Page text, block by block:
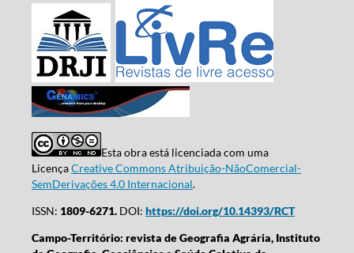
Esta obra está licenciada com uma
LicençaCreative Commons Atribuição-NãoComercial-
SemDerivações 4.0 Internacional.
ISSN: 1809-6271.DOI: https://doi.org/10.14393/RCT
Campo-Território: revista de Geografia Agrária, Instituto